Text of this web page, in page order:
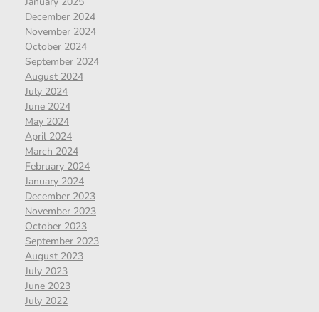
December 2024
November 2024
October 2024
September 2024
August 2024
July 2024
June 2024
May 2024
April 2024
March 2024
February 2024
January 2024
December 2023
November 2023
October 2023
September 2023
August 2023
July 2023
June 2023
July 2022